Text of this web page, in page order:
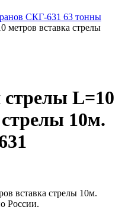
СКГ-631 63 тонны
метров вставка стрелы
стрелы L=10
10м.
вставка стрелы 10м.
России.